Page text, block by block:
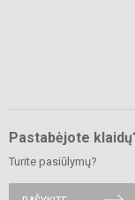
Pastabėjote
Turite pasiūlymų?